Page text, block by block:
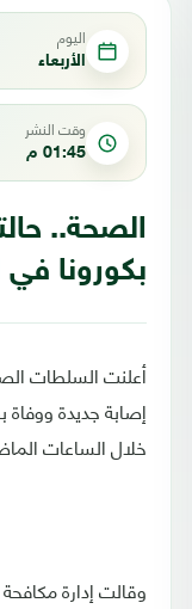
اليوم
الأربعاء
وقت النشر
01:45 م
بكورونا في
إصابة جديدة
خلال الساعات
وقالت إدارة مكافحة